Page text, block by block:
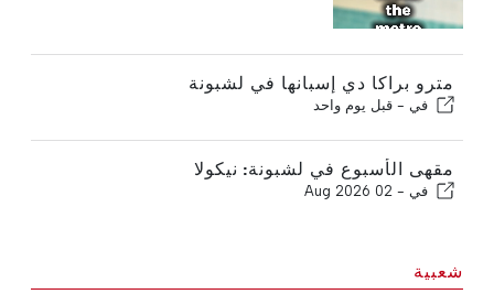
مترو براكا دي إسبانها في لشبونة
في - قبل يوم واحد
مقهى الأسبوع في لشبونة: نيكولا
في - 02 Aug 2026
شعبية